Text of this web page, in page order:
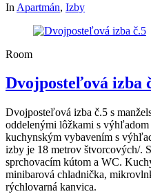
In Apartmán, Izby
Room
Dvojposteľová izba
Dvojposteľová izba č.5 s
oddelenými lôžkami s
kuchynským vybavením s
izby je 18 metrov štvorcových/.
sprchovacím kútom a WC.
minibarová chladnička,
rýchlovarná kanvica.